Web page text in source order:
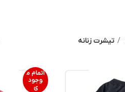
تیشرت زنانه
اتمام م
وجود
ی